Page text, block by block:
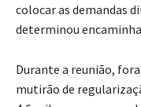
colocar as demandas
determinou
Durante a reunião,
mutirão de